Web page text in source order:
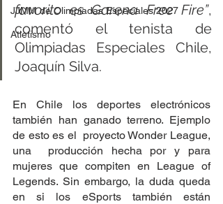
JJMM de Olimpiadas Especiales 2027
Atletismo
favorito es Garena Free Fire”,
comentó el tenista de
Olimpiadas Especiales Chile,
Joaquín Silva.
En Chile los deportes electrónicos
también han ganado terreno. Ejemplo
de esto es el  proyecto Wonder League,
una  producción hecha por y para
mujeres que compiten en League of
Legends. Sin embargo, la duda queda
en si los eSports también están